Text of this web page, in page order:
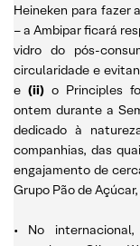
Heineken para fazer
– a Ambipar ficará
vidro do pós-
circularidade e
e (ii) o Principles
ontem durante a
dedicado à
companhias, das
engajamento de
Grupo Pão de
• No